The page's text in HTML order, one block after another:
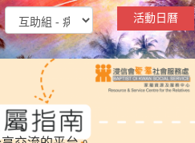
活動日曆